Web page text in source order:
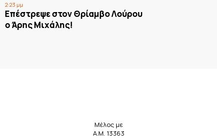
2:23 μμ
Επέστρεψε στον Θρίαμβο Λούρου
ο Άρης Μιχάλης!
Μέλος με
Α.Μ. 13363